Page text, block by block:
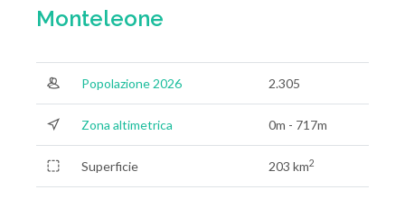
Monteleone
Popolazione 2026 2.305
Zona altimetrica 0m - 717m
Superficie 203 km2